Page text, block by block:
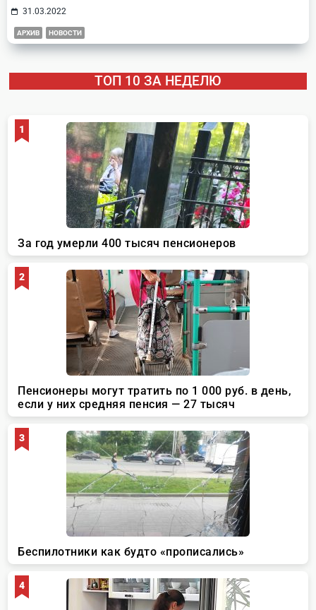
31.03.2022
АРХИВ НОВОСТИ
ТОП 10 ЗА НЕДЕЛЮ